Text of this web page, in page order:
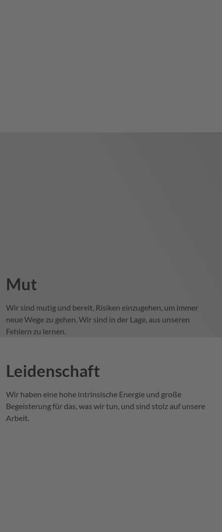
Mut
Wir sind mutig und bereit, Risiken einzugehen, um immer
neue Wege zu gehen. Wir sind in der Lage, aus unseren
Fehlern zu lernen.
Leidenschaft
Wir haben eine hohe intrinsische Energie und große
Begeisterung für das, was wir tun, und sind stolz auf unsere
Arbeit.